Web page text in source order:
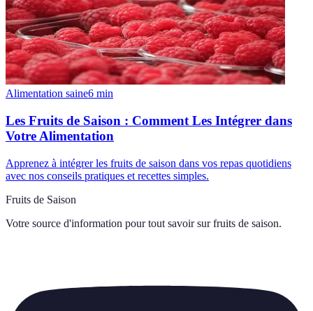
Alimentation saine6 min
Les Fruits de Saison : Comment Les Intégrer dans
Votre Alimentation
Apprenez à intégrer les fruits de saison dans vos repas quotidiens
avec nos conseils pratiques et recettes simples.
Fruits de Saison
Votre source d'information pour tout savoir sur fruits de saison.